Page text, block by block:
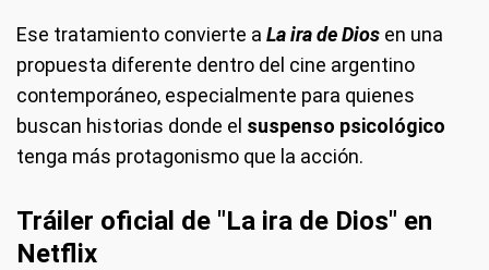
Ese tratamiento convierte a La ira de Dios en una
propuesta diferente dentro del cine argentino
contemporáneo, especialmente para quienes
buscan historias donde el suspenso psicológico
tenga más protagonismo que la acción.
Tráiler oficial de "La ira de Dios" en
Netflix